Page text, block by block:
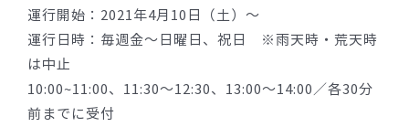
運行開始：2021年4月10日（土）〜
運行日時：毎週金〜日曜日、祝日 ※雨天時・荒天時
は中止
10:00~11:00、11:30～12:30、13:00～14:00／各30分
前までに受付